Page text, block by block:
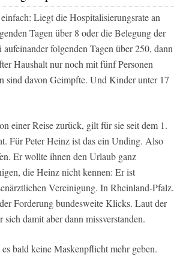
Liegt die Hospitalisierungsrate an
Tagen über 8 oder die Belegung der
folgenden Tagen über 250, dann
Haushalt nur noch mit fünf Personen
sind davon Geimpfte. Und Kinder unter 17
einer Reise zurück, gilt für sie seit dem 1.
Für Peter Heinz ist das ein Unding. Also
Er wollte ihnen den Urlaub ganz
die Heinz nicht kennen: Er ist
Vereinigung. In Rheinland-Pfalz.
Forderung bundesweite Klicks. Laut der
sich damit aber dann missverstanden.
bald keine Maskenpflicht mehr geben.